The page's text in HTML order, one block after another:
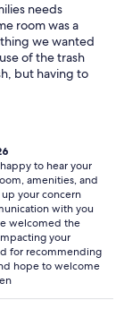
needs
room was a
we wanted
of the trash
but having to
to bring them
all of the
don't get me
to hear your
amenities, and
your concern
with you
welcomed the
your
for recommending
hope to welcome